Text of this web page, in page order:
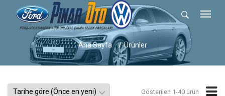
Ana Sayfa Ürünler
Gösterilen 1-40 ürün